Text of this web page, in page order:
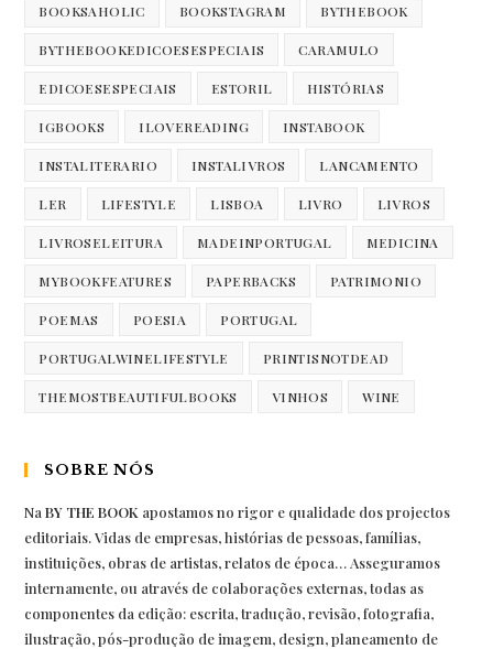
BOOKSAHOLIC BOOKSTAGRAM BYTHEBOOK
BYTHEBOOKEDICOESESPECIAIS CARAMULO
EDICOESESPECIAIS ESTORIL HISTÓRIAS
IGBOOKS ILOVEREADING INSTABOOK
INSTALITERARIO INSTALIVROS LANCAMENTO
LER LIFESTYLE LISBOA LIVRO LIVROS
LIVROSELEITURA MADEINPORTUGAL MEDICINA
MYBOOKFEATURES PAPERBACKS PATRIMONIO
POEMAS POESIA PORTUGAL
PORTUGALWINELIFESTYLE PRINTISNOTDEAD
THEMOSTBEAUTIFULBOOKS VINHOS WINE
SOBRE NÓS
NaBY THE BOOK apostamos no rigor e qualidade dos projectos
editoriais. Vidas de empresas, histórias de pessoas, famílias,
instituições, obras de artistas, relatos de época… Asseguramos
internamente, ou através de colaborações externas, todas as
componentes da edição: escrita, tradução, revisão, fotografia,
ilustração, pós-produção de imagem, design, planeamento de